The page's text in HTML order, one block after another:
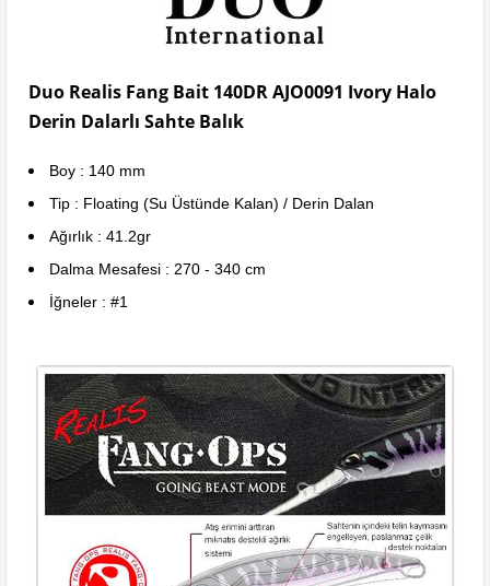
Duo Realis Fang Bait 140DR AJO0091 Ivory Halo
Derin Dalarlı Sahte Balık
Boy : 140 mm
Tip : Floating (Su Üstünde Kalan) / Derin Dalan
Ağırlık : 41.2gr
Dalma Mesafesi : 270 - 340 cm
İğneler : #1